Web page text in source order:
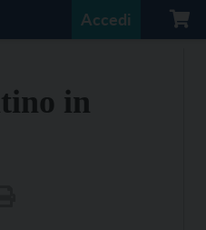
Accedi
in